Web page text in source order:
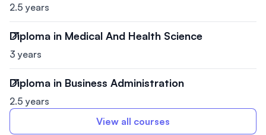
2.5 years
Diploma in Medical And Health Science
3 years
Diploma in Business Administration
2.5 years
View all courses